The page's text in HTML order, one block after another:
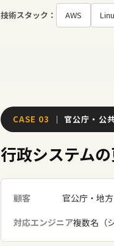
技術スタック： AWS
CASE 03 ｜ 官公庁・公
行政システム
顧客 官公庁・地
対応エンジニア複数名（